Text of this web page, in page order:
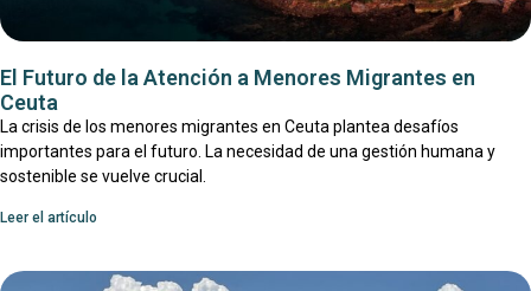
El Futuro de la Atención a Menores Migrantes en
Ceuta
La crisis de los menores migrantes en Ceuta plantea desafíos
importantes para el futuro. La necesidad de una gestión humana y
sostenible se vuelve crucial.
Leer el artículo